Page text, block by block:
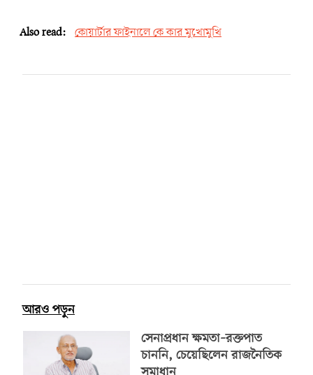
Also read: কোয়ার্টার ফাইনালে কে কার মুখোমুখি
আরও পড়ুন
সেনাপ্রধান ক্ষমতা–রক্তপাত
চাননি, চেয়েছিলেন রাজনৈতিক